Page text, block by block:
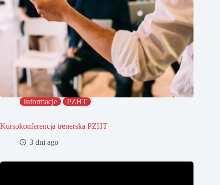
Informacje PZHT
Kursokonferencja trenerska PZHT
3 dni ago